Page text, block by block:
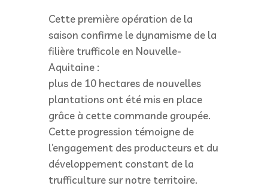
Cette première opération de la
saison confirme le dynamisme de la
filière trufficole en Nouvelle-
Aquitaine :
plus de 10 hectares de nouvelles
plantations ont été mis en place
grâce à cette commande groupée.
Cette progression témoigne de
l’engagement des producteurs et du
développement constant de la
trufficulture sur notre territoire.